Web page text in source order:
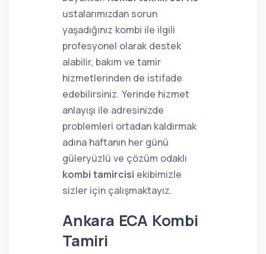
ustalarımızdan sorun
yaşadığınız kombi ile ilgili
profesyonel olarak destek
alabilir, bakım ve tamir
hizmetlerinden de istifade
edebilirsiniz. Yerinde hizmet
anlayışı ile adresinizde
problemleri ortadan kaldırmak
adına haftanın her günü
güleryüzlü ve çözüm odaklı
kombi tamircisi ekibimizle
sizler için çalışmaktayız.
Ankara ECA Kombi
Tamiri